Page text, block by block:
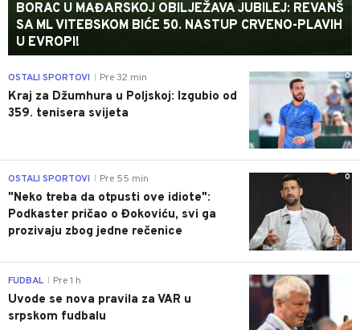
BORAC U MAĐARSKOJ OBILJEŽAVA JUBILEJ: REVANŠ
SA ML VITEBSKOM BIĆE 50. NASTUP CRVENO-PLAVIH
U EVROPI!
0
OSTALI SPORTOVI Pre 32 min
Kraj za Džumhura u Poljskoj: Izgubio od
359. tenisera svijeta
0
OSTALI SPORTOVI Pre 55 min
"Neko treba da otpusti ove idiote":
Podkaster pričao o Đokoviću, svi ga
prozivaju zbog jedne rečenice
FUDBAL Pre 1 h
Uvode se nova pravila za VAR u
srpskom fudbalu